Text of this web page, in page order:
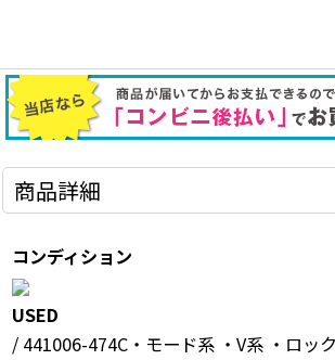
商品詳細
コンディション
USED
/ 441006-474C・モード系 ・V系 ・ロッ